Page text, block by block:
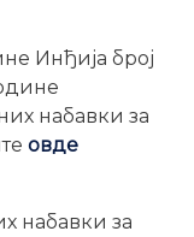
Инђија број
набавки за
овде
набавки за